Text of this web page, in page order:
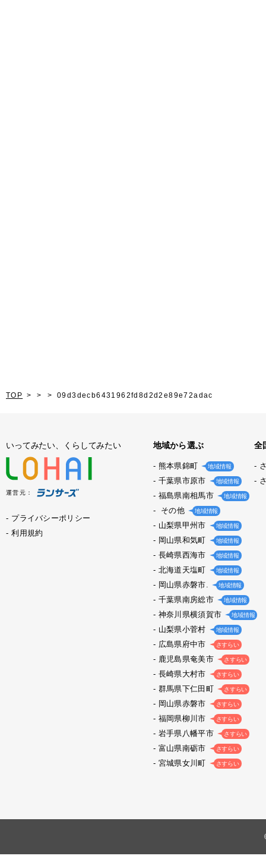
TOP 09d3decb6431962fd8d2d2e89e72adac
いってみたい、くらしてみたい
運営元：
プライバシーポリシー
利用規約
地域から選ぶ
熊本県錦町 地域情報
千葉県市原市 地域情報
福島県南相馬市 地域情報
その他 地域情報
山梨県甲州市 地域情報
岡山県和気町 地域情報
長崎県西海市 地域情報
北海道天塩町 地域情報
岡山県赤磐市. 地域情報
千葉県南房総市 地域情報
神奈川県横須賀市 地域情報
山梨県小菅村 地域情報
広島県府中市 さすらい
鹿児島県奄美市 さすらい
長崎県大村市 さすらい
群馬県下仁田町 さすらい
岡山県赤磐市 さすらい
福岡県柳川市 さすらい
岩手県八幡平市 さすらい
富山県南砺市 さすらい
宮城県女川町 さすらい
全